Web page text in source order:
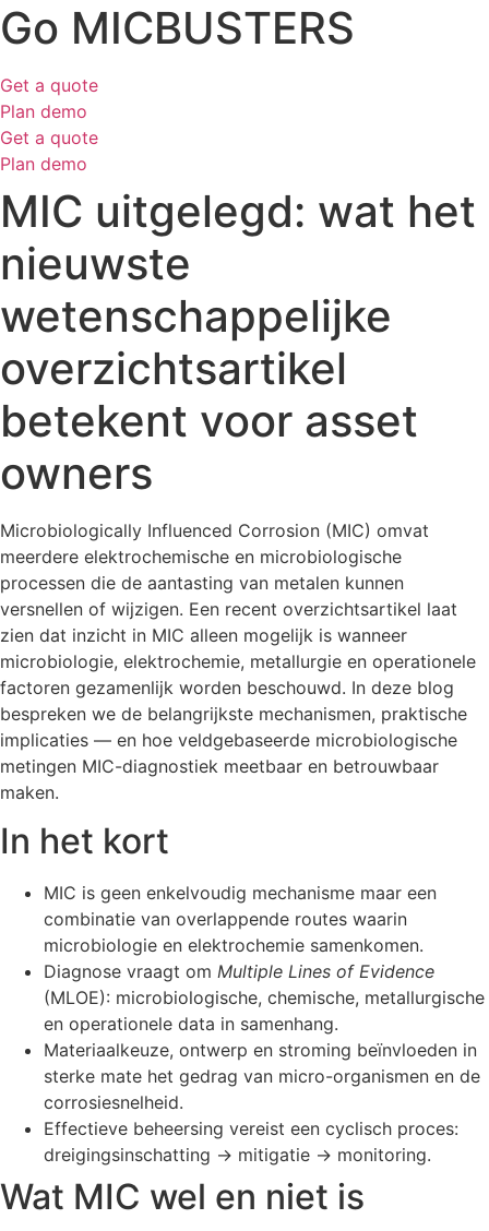
Go MICBUSTERS
Get a quote
Plan demo
Get a quote
Plan demo
MIC uitgelegd: wat het
nieuwste
wetenschappelijke
overzichtsartikel
betekent voor asset
owners
Microbiologically Influenced Corrosion (MIC) omvat
meerdere elektrochemische en microbiologische
processen die de aantasting van metalen kunnen
versnellen of wijzigen. Een recent overzichtsartikel laat
zien dat inzicht in MIC alleen mogelijk is wanneer
microbiologie, elektrochemie, metallurgie en operationele
factoren gezamenlijk worden beschouwd. In deze blog
bespreken we de belangrijkste mechanismen, praktische
implicaties — en hoe veldgebaseerde microbiologische
metingen MIC-diagnostiek meetbaar en betrouwbaar
maken.
In het kort
MIC is geen enkelvoudig mechanisme maar een
combinatie van overlappende routes waarin
microbiologie en elektrochemie samenkomen.
Diagnose vraagt om Multiple Lines of Evidence
(MLOE): microbiologische, chemische, metallurgische
en operationele data in samenhang.
Materiaalkeuze, ontwerp en stroming beïnvloeden in
sterke mate het gedrag van micro-organismen en de
corrosiesnelheid.
Effectieve beheersing vereist een cyclisch proces:
dreigingsinschatting → mitigatie → monitoring.
Wat MIC wel en niet is